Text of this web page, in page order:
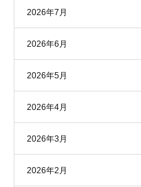
2026年7月
2026年6月
2026年5月
2026年4月
2026年3月
2026年2月